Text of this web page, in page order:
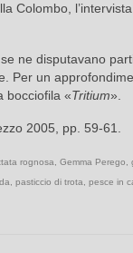
Colombo,
ne disputavano
Per un
bocciofila «Tritium».
2005, pp. 59-61.
rognosa, Gemma Perego,
, pasticcio di trota, pesce in